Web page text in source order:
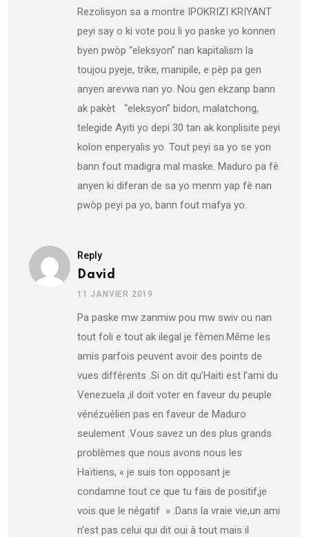
Rezolisyon sa a montre IPOKRIZI KRIYANT
peyi say o ki vote pou li yo paske yo konnen
byen pwòp “eleksyon” nan kapitalism la
toujou pyeje, trike, manipile, e pèp pa gen
anyen arevwa nan yo. Nou gen ekzanp bann
ak pakèt “eleksyon” bidon, malatchong,
telegide Ayiti yo depi 30 tan ak konplisite peyi
kolon enperyalis yo. Tout peyi sa yo se yon
bann fout madigra mal maske. Maduro pa fè
anyen ki diferan de sa yo menm yap fè nan
pwòp peyi pa yo, bann fout mafya yo.
Reply
David
11 JANVIER 2019
Pa paske mw zanmiw pou mw swiv ou nan
tout foli e tout ak ilegal je fèmen.Même les
amis parfois peuvent avoir des points de
vues différents .Si on dit qu’Haiti est l’ami du
Venezuela ,il doit voter en faveur du peuple
vénézuélien pas en faveur de Maduro
seulement .Vous savez un des plus grands
problèmes que nous avons nous les
Haïtiens, « je suis ton opposant je
condamne tout ce que tu fais de positif,je
vois que le négatif » .Dans la vraie vie,un ami
n’est pas celui qui dit oui à tout mais il